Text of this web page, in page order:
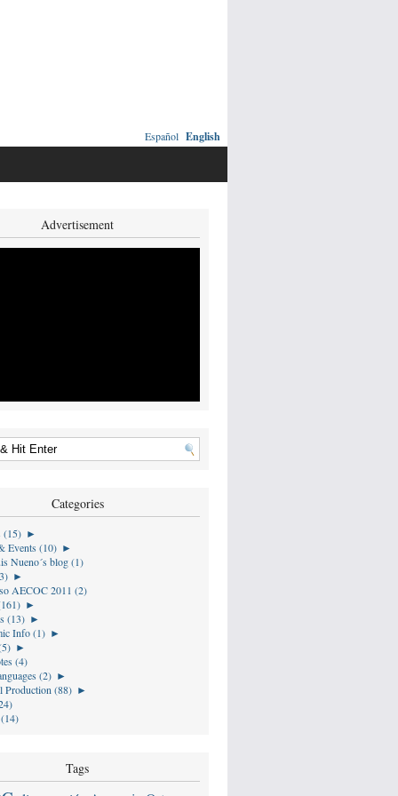
Español English
Advertisement
Categories
(15) ►
Events (10) ►
Nueno´s blog (1)
►
AECOC 2011 (2)
►
(13) ►
Info (1) ►
►
(4)
(2) ►
Production (88) ►
Tags